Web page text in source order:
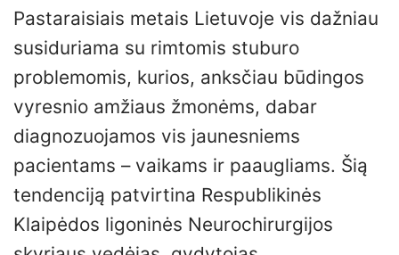
Pastaraisiais metais Lietuvoje vis dažniau
susiduriama su rimtomis stuburo
problemomis, kurios, anksčiau būdingos
vyresnio amžiaus žmonėms, dabar
diagnozuojamos vis jaunesniems
pacientams – vaikams ir paaugliams. Šią
tendenciją patvirtina Respublikinės
Klaipėdos ligoninės Neurochirurgijos